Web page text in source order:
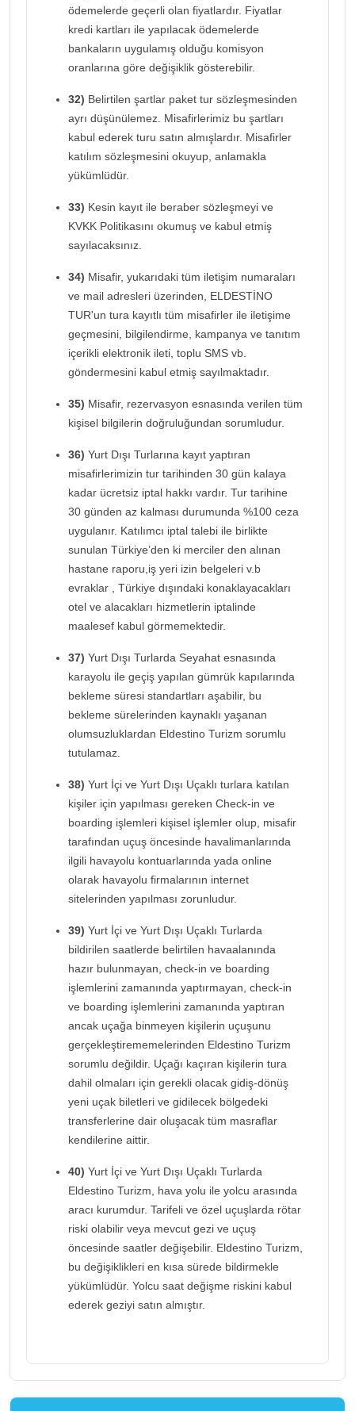
ödemelerde geçerli olan fiyatlardır. Fiyatlar
kredi kartları ile yapılacak ödemelerde
bankaların uygulamış olduğu komisyon
oranlarına göre değişiklik gösterebilir.
32) Belirtilen şartlar paket tur sözleşmesinden
ayrı düşünülemez. Misafirlerimiz bu şartları
kabul ederek turu satın almışlardır. Misafirler
katılım sözleşmesini okuyup, anlamakla
yükümlüdür.
33) Kesin kayıt ile beraber sözleşmeyi ve
KVKK Politikasını okumuş ve kabul etmiş
sayılacaksınız.
34) Misafir, yukarıdaki tüm iletişim numaraları
ve mail adresleri üzerinden, ELDESTİNO
TUR'un tura kayıtlı tüm misafirler ile iletişime
geçmesini, bilgilendirme, kampanya ve tanıtım
içerikli elektronik ileti, toplu SMS vb.
göndermesini kabul etmiş sayılmaktadır.
35) Misafir, rezervasyon esnasında verilen tüm
kişisel bilgilerin doğruluğundan sorumludur.
36) Yurt Dışı Turlarına kayıt yaptıran
misafirlerimizin tur tarihinden 30 gün kalaya
kadar ücretsiz iptal hakkı vardır. Tur tarihine
30 günden az kalması durumunda %100 ceza
uygulanır. Katılımcı iptal talebi ile birlikte
sunulan Türkiye’den ki merciler den alınan
hastane raporu,iş yeri izin belgeleri v.b
evraklar , Türkiye dışındaki konaklayacakları
otel ve alacakları hizmetlerin iptalinde
maalesef kabul görmemektedir.
37) Yurt Dışı Turlarda Seyahat esnasında
karayolu ile geçiş yapılan gümrük kapılarında
bekleme süresi standartları aşabilir, bu
bekleme sürelerinden kaynaklı yaşanan
olumsuzluklardan Eldestino Turizm sorumlu
tutulamaz.
38) Yurt İçi ve Yurt Dışı Uçaklı turlara katılan
kişiler için yapılması gereken Check-in ve
boarding işlemleri kişisel işlemler olup, misafir
tarafından uçuş öncesinde havalimanlarında
ilgili havayolu kontuarlarında yada online
olarak havayolu firmalarının internet
sitelerinden yapılması zorunludur.
39) Yurt İçi ve Yurt Dışı Uçaklı Turlarda
bildirilen saatlerde belirtilen havaalanında
hazır bulunmayan, check-in ve boarding
işlemlerini zamanında yaptırmayan, check-in
ve boarding işlemlerini zamanında yaptıran
ancak uçağa binmeyen kişilerin uçuşunu
gerçekleştirememelerinden Eldestino Turizm
sorumlu değildir. Uçağı kaçıran kişilerin tura
dahil olmaları için gerekli olacak gidiş-dönüş
yeni uçak biletleri ve gidilecek bölgedeki
transferlerine dair oluşacak tüm masraflar
kendilerine aittir.
40) Yurt İçi ve Yurt Dışı Uçaklı Turlarda
Eldestino Turizm, hava yolu ile yolcu arasında
aracı kurumdur. Tarifeli ve özel uçuşlarda rötar
riski olabilir veya mevcut gezi ve uçuş
öncesinde saatler değişebilir. Eldestino Turizm,
bu değişiklikleri en kısa sürede bildirmekle
yükümlüdür. Yolcu saat değişme riskini kabul
ederek geziyi satın almıştır.